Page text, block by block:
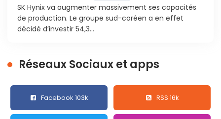
SK Hynix va augmenter massivement ses capacités
de production. Le groupe sud-coréen a en effet
décidé d’investir 54,3...
Réseaux Sociaux et apps
Facebook 103k RSS 16k